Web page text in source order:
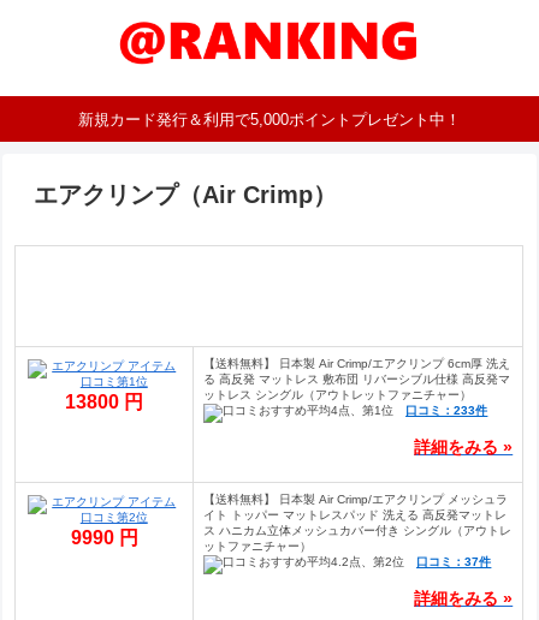
新規カード発行＆利用で5,000ポイントプレゼント中！
エアクリンプ（Air Crimp）
13800 円
【送料無料】 日本製 Air Crimp/エアクリンプ 6cm厚 洗え
る 高反発 マットレス 敷布団 リバーシブル仕様 高反発マ
ットレス シングル（アウトレットファニチャー）
口コミ：233件
詳細をみる »
9990 円
【送料無料】 日本製 Air Crimp/エアクリンプ メッシュラ
イト トッパー マットレスパッド 洗える 高反発マットレ
ス ハニカム立体メッシュカバー付き シングル（アウトレ
ットファニチャー）
口コミ：37件
詳細をみる »